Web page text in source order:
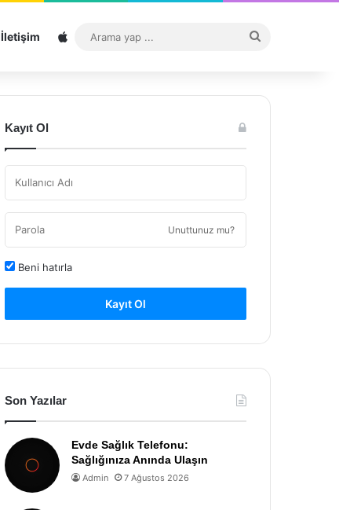
İletişim Sitemap
...
Kayıt Ol
Unuttunuz mu?
Beni hatırla
Kayıt Ol
Son Yazılar
Evde Sağlık Telefonu:
Sağlığınıza Anında Ulaşın
Admin 7 Ağustos 2026